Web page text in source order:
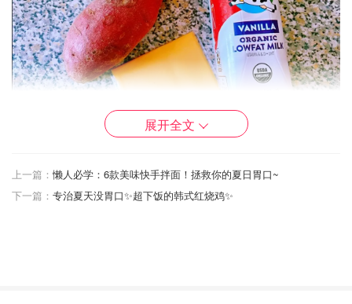
图片来自于@懒得改名，版权归原作者所有
展开全文
上一篇： 懒人必学：6款美味快手拌面！拯救你的夏日胃口~
下一篇： 专治夏天没胃口✨超下饭的韩式红烧鸡✨